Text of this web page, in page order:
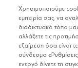
Δείτε τις πολιτικές μας
Βασικές Γνώσεις
Τα νέα μας
Χρήσιμοι σύνδεσμοι
H Eurobank Asset
Επενδυτική
Πιστοποιημένα
Αποστολή
ΟΙ ΟΣΕΚΑ ΔΕΝ
ΠΡΟΗΓΟΥΜΕΝΕΣ
Χρησιμοποιούμε
εμπειρία σας, να
διαδικτυακό τόπο
αλλάξετε τις
εξαίρεση όσα είναι
σύνδεσμο
ενεργό δίνετε τη